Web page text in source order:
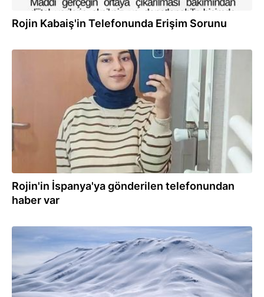
Rojin Kabaiş'in Telefonunda Erişim Sorunu
Rojin'in İspanya'ya gönderilen telefonundan
haber var
05.03.2026